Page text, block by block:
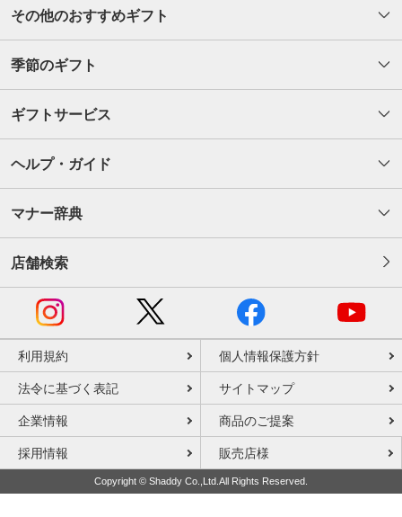
その他のおすすめギフト
季節のギフト
ギフトサービス
ヘルプ・ガイド
マナー辞典
店舗検索
利用規約 個人情報保護方針
法令に基づく表記 サイトマップ
企業情報 商品のご提案
採用情報 販売店様
Copyright © Shaddy Co.,Ltd.All Rights Reserved.